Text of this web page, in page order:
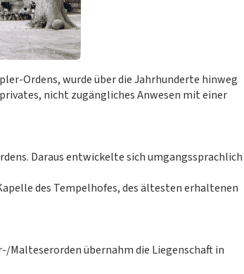
Ordens, wurde über die Jahrhunderte hinweg
nicht zugängliches Anwesen mit einer
Daraus entwickelte sich umgangssprachlich
des Tempelhofes, des ältesten erhaltenen
Malteserorden übernahm die Liegenschaft in